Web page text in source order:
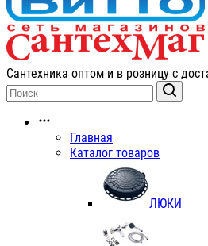
Сантехника оптом и в розницу с
Главная
Каталог товаров
ЛЮКИ